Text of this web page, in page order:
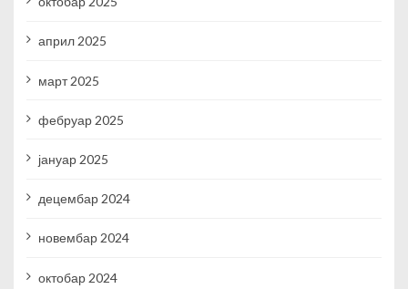
април 2025
март 2025
фебруар 2025
јануар 2025
децембар 2024
новембар 2024
октобар 2024